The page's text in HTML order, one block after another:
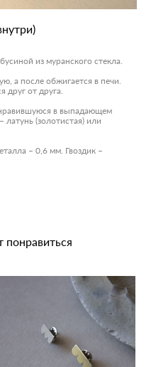
из муранского стекла.
а после обжигается в печи.
друг от друга.
в выпадающем
(золотистая) или
– 0,6 мм. Гвоздик –